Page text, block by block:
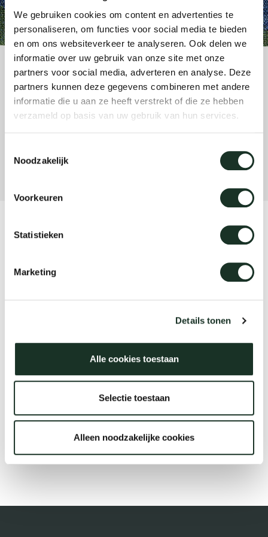
We gebruiken cookies om content en advertenties te
personaliseren, om functies voor social media te bieden
en om ons websiteverkeer te analyseren. Ook delen we
informatie over uw gebruik van onze site met onze
partners voor social media, adverteren en analyse. Deze
partners kunnen deze gegevens combineren met andere
informatie die u aan ze heeft verstrekt of die ze hebben
verzameld op basis van uw gebruik van hun services.
Noodzakelijk
Voorkeuren
Statistieken
Marketing
Details tonen
Alle cookies toestaan
Selectie toestaan
Alleen noodzakelijke cookies
local
vision
sessel
cm13/
cm15
cm21
cm22
uli
raw
jorre
ivan
dick
ineke
karel
Über Arco
CM12 - large green/blue
€64,99
Bestellen